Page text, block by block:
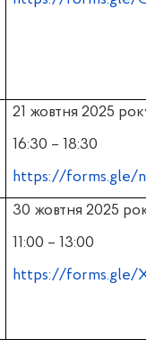
21 жовтня 2025 року
16:30 – 18:30
https://forms.gle/
30 жовтня 2025 року
11:00 – 13:00
https://forms.gle/